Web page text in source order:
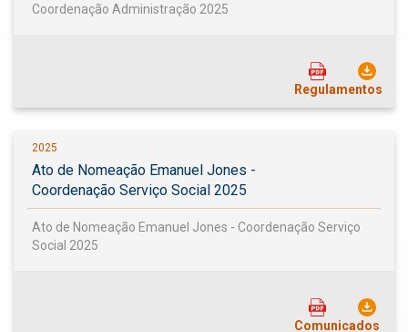
Coordenação Administração 2025
Regulamentos
2025
Ato de Nomeação Emanuel Jones -
Coordenação Serviço Social 2025
Ato de Nomeação Emanuel Jones - Coordenação Serviço
Social 2025
Comunicados